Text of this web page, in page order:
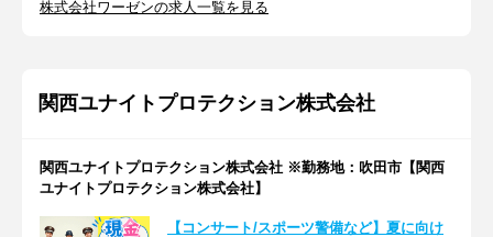
株式会社ワーゼンの求人一覧を見る
関西ユナイトプロテクション株式会社
関西ユナイトプロテクション株式会社 ※勤務地：吹田市【関西
ユナイトプロテクション株式会社】
【コンサート/スポーツ警備など】夏に向け